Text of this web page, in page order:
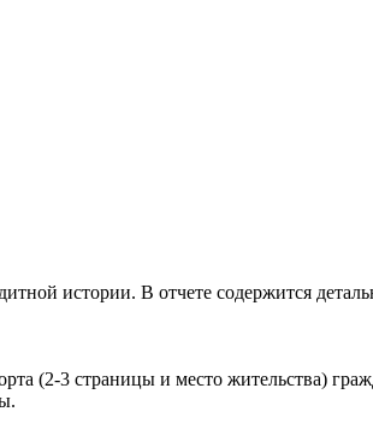
истории. В отчете содержится
(2-3 страницы и место жительства)